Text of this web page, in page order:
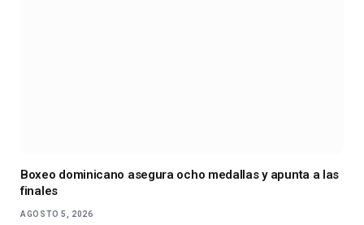
Boxeo dominicano asegura ocho medallas y apunta a las
finales
AGOSTO 5, 2026